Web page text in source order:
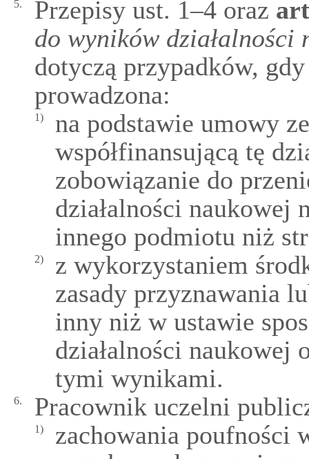
5. Przepisy ust. 1–4 oraz
do wyników działalności
dotyczą przypadków,
prowadzona:
1)
na podstawie umowy
współfinansującą tę
zobowiązanie do
działalności naukowej
innego podmiotu niż
2)
z wykorzystaniem
zasady przyznawania
inny niż w ustawie
działalności naukowej
tymi wynikami.
6. Pracownik uczelni
1)
zachowania poufności